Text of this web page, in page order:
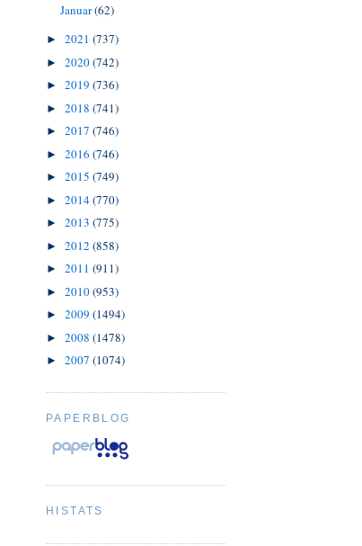
Januar(62)
► 2021 (737)
► 2020(742)
► 2019 (736)
► 2018 (741)
► 2017 (746)
► 2016 (746)
► 2015 (749)
► 2014(770)
► 2013 (775)
► 2012 (858)
► 2011 (911)
► 2010(953)
► 2009 (1494)
► 2008 (1478)
► 2007 (1074)
PAPERBLOG
HISTATS